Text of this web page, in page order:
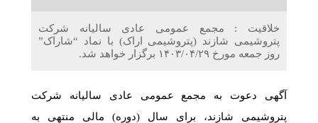
خلاقیت : مجمع عمومی عادی سالیانه شرکت
پتروشیمی شازند (پتروشیمی اراک) با نماد “شاراک”
روز جمعه مورخ ۱۴۰۳/۰۴/۲۹ برگزار خواهد شد.
آگهی دعوت به مجمع عمومی عادی سالیانه شرکت
پتروشیمی شازند، برای سال (دوره) مالی منتهی به